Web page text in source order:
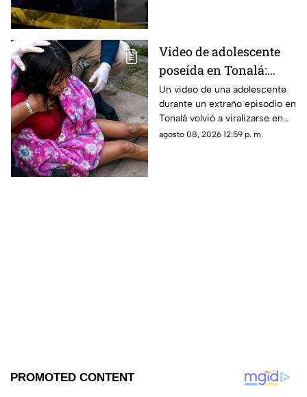
Video de adolescente
poseída en Tonalá:
bomberos llegaron
auxiliarla ¿Qué es lo
que ocurrió?
Un video de una adolescente
durante un extraño episodio en
Tonalá volvió a viralizarse en
TikTok, aunque las
agosto 08, 2026 12:59 p. m.